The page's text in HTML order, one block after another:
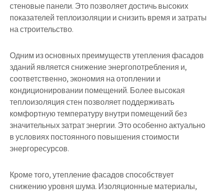
стеновые панели. Это позволяет достичь высоких
показателей теплоизоляции и снизить время и затраты
на строительство.
Одним из основных преимуществ утепления фасадов
зданий является снижение энергопотребления и,
соответственно, экономия на отоплении и
кондиционировании помещений. Более высокая
теплоизоляция стен позволяет поддерживать
комфортную температуру внутри помещений без
значительных затрат энергии. Это особенно актуально
в условиях постоянного повышения стоимости
энергоресурсов.
Кроме того, утепление фасадов способствует
снижению уровня шума. Изоляционные материалы,